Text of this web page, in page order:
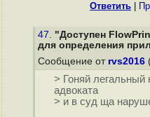
Ответить
47. "Доступен
для определения
Сообщение от rvs2016
> Гоняй легальный
адвоката
> и в суд ща